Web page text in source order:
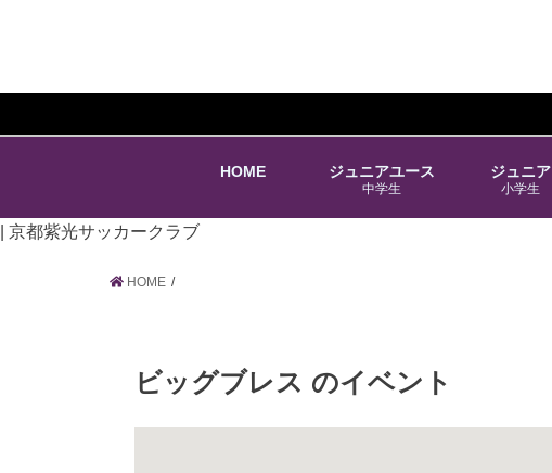
HOME ジュニアユース
中学生
ジュニア
小学生
| 京都紫光サッカークラブ
HOME
ビッグブレス のイベント